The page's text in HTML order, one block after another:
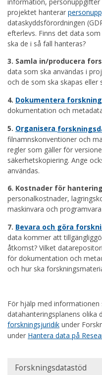
projektet hanterar
dataskyddsförordningen
efterlevs. Finns det data
ska de i så fall hanteras?
3. Samla in/producera
data som ska användas i
och de som ska skapas eller
4. Dokumentera
dokumentation och
5. Organisera
filnamnskonventioner och
regler som gäller för
säkerhetskopiering. Ange
användas.
6. Kostnader för
personalkostnader,
maskinvara och
7. Bevara och göra
data kommer att
åtkomst? Vilket
för dokumentation och
och hur ska
För hjälp med informationen
datahanteringsplanens olika
forskningsjuridik under
under Hantera data på
Huvudmeny
Forskningsdatastöd